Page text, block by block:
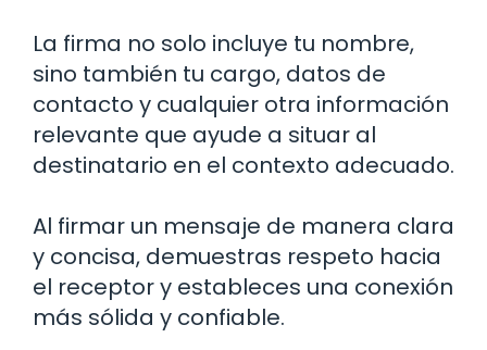
La firma no solo incluye tu nombre,
sino también tu cargo, datos de
contacto y cualquier otra información
relevante que ayude a situar al
destinatario en el contexto adecuado.
Al firmar un mensaje de manera clara
y concisa, demuestras respeto hacia
el receptor y estableces una conexión
más sólida y confiable.